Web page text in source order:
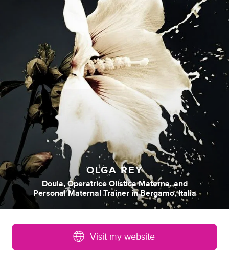
OLGA REY
Doula, Operatrice Olistica Materna, and
Personal Maternal Trainer inBergamo, Italia
Visit my website